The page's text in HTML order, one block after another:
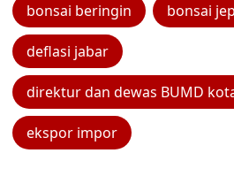
bonsai beringin bonsai
deflasi jabar
direktur dan dewas BUMD
ekspor impor